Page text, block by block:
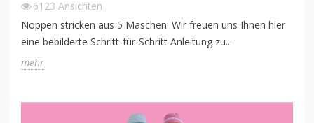
6123 Ansichten
Noppen stricken aus 5 Maschen: Wir freuen uns Ihnen hier
eine bebilderte Schritt-für-Schritt Anleitung zu...
mehr